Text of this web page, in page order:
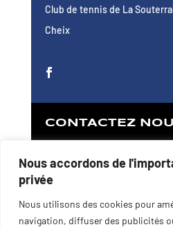
Nous accordons de
privée
Nous utilisons des cookies pour
navigation, diffuser des publicités
Club de tennis de La
Cheix
CONTACTEZ